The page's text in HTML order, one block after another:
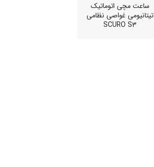
ساعت مچی اتوماتیک
تیتانیومی غواصی نظامی
SCURO S3